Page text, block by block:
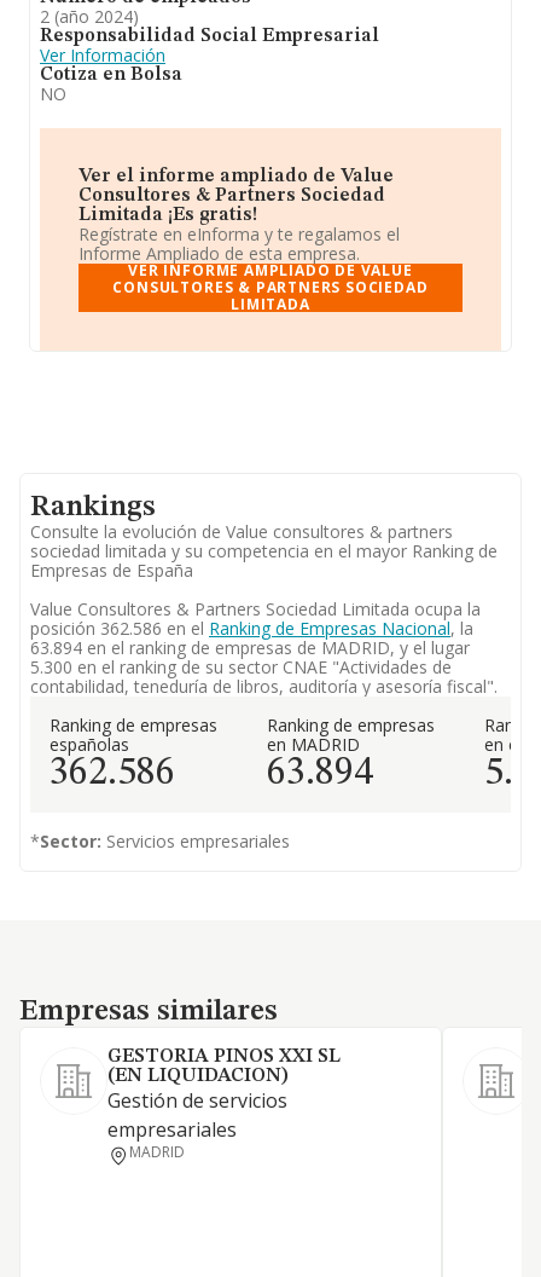
2 (año 2024)
Responsabilidad Social Empresarial
Ver Información
Cotiza en Bolsa
NO
Ver el informe ampliado de Value
Consultores & Partners Sociedad
Limitada ¡Es gratis!
Regístrate en eInforma y te regalamos el
Informe Ampliado de esta empresa.
VER INFORME AMPLIADO DE VALUE
CONSULTORES & PARTNERS SOCIEDAD
LIMITADA
Rankings
Consulte la evolución de Value consultores & partners
sociedad limitada y su competencia en el mayor Ranking de
Empresas de España
Value Consultores & Partners Sociedad Limitada ocupa la
posición 362.586 en el Ranking de Empresas Nacional, la
63.894 en el ranking de empresas de MADRID, y el lugar
5.300 en el ranking de su sector CNAE "Actividades de
contabilidad, teneduría de libros, auditoría y asesoría fiscal".
Ranking de empresas
españolas
362.586
Ranking de empresas
en MADRID
63.894
en el
*Sector: Servicios empresariales
Empresas similares
Empresas similares
GESTORIA PINOS XXI SL
(EN LIQUIDACION)
Gestión de servicios
empresariales
MADRID